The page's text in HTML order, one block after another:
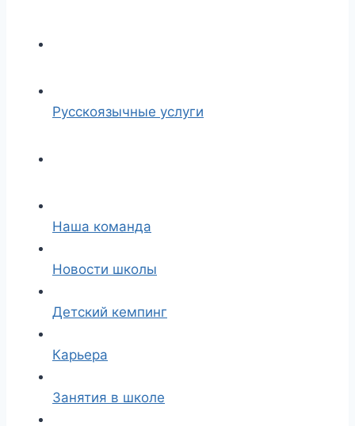
Русскоязычные услуги
Наша команда
Новости школы
Детский кемпинг
Карьера
Занятия в школе